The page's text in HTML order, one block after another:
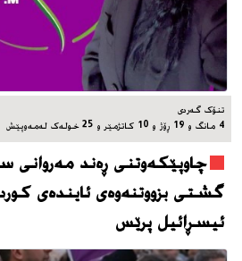
تنۆک گەردی
4 مانگ و 19 ڕۆژ و 10 کاتژمێر و 25 خوله‌ک له‌مه‌وپێش‌
چاوپێکەوتنی ڕەند مەروانی
گشتی بزووتنەوەی ئایندەی
ئیسڕائیل پرێس